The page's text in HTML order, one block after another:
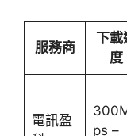
服務商
下載
度
電訊盈
ps –